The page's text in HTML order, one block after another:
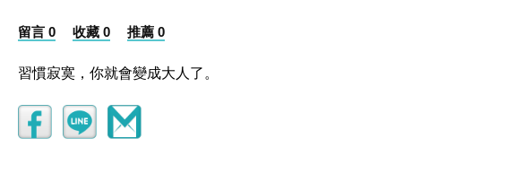
留言 0 收藏 0 推薦 0
習慣寂寞，你就會變成大人了。